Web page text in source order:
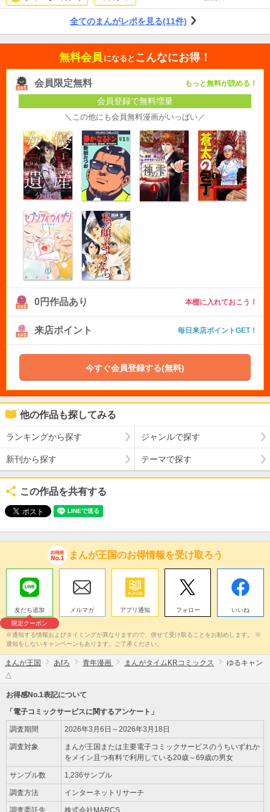
全てのまんがレポを見る(11件)
無料会員 になると こんなにお得！
会員限定無料 もっと無料が読める！
会員登録で無料増量
＼この他にも会員無料漫画がいっぱい／
0円作品あり 本棚に入れておこう！
来店ポイント 毎日来店ポイントGET！
今すぐ会員登録する(無料)
他の作品も探してみる
ランキングから探す ジャンルで探す
新刊から探す テーマで探す
この作品を共有する
まんが王国のお得情報を受け取ろう
友だち追加
限定クーポン
メルマガ アプリ通知 フォロー いいね
※通知する情報およびタイミングが異なりますので、併せて受け取ることをお勧めします。 ※
通知をしないキャンペーンもあります。ご了承ください。
まんが王国 あfろ 青年漫画 まんがタイムKRコミックス
ゆるキャン
△
お得感No.1表記について
「電子コミックサービスに関するアンケート」
調査期間 2026年3月6日～2026年3月18日
調査対象
まんが王国または主要電子コミックサービスのうちいずれか
をメイン且つ有料で利用している20歳～69歳の男女
サンプル数 1,236サンプル
調査方法 インターネットリサーチ
調査委託先 株式会社MARCS